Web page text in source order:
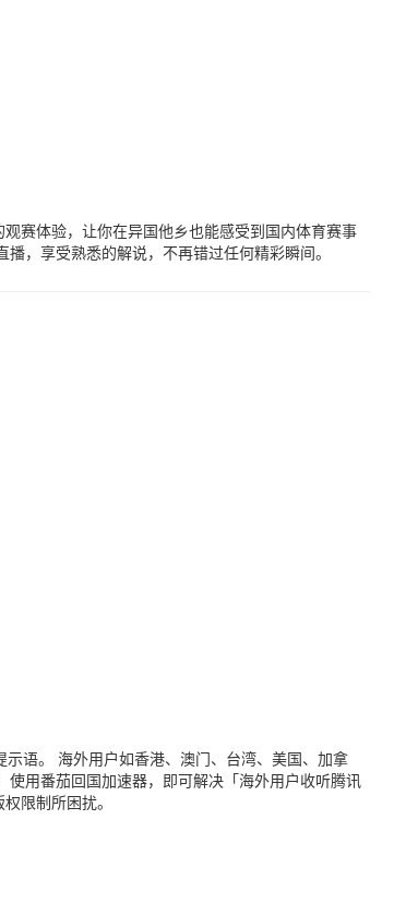
赛体验，让你在异国他乡也能感受到国内体育赛事
播，享受熟悉的解说，不再错过任何精彩瞬间。
语。 海外用户如香港、澳门、台湾、美国、加拿
用番茄回国加速器，即可解决「海外用户收听腾讯
限制所困扰。